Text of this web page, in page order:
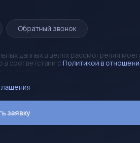
Обратный звонок
данных в целях рассмотрения
соответствии с Политикой в
заявку